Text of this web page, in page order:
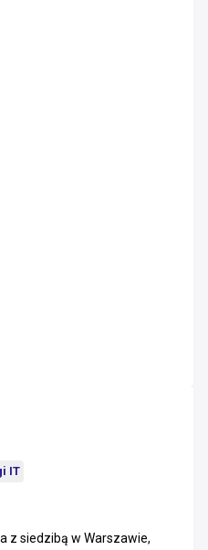
z siedzibą w Warszawie,
IT